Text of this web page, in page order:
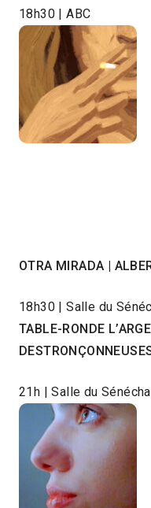
18h30 | ABC
OTRA MIRADA |
18h30 | Salle du
TABLE-RONDE
21h | Salle du